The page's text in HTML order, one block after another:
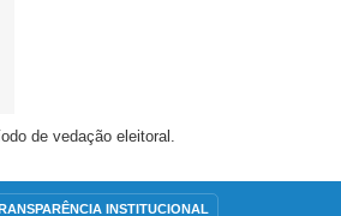
de vedação eleitoral.
INSTITUCIONAL